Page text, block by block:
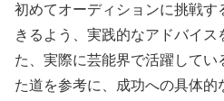
初めてオーディションに挑戦
きるよう、実践的なアドバイス
た、実際に芸能界で活躍してい
た道を参考に、成功への具体的